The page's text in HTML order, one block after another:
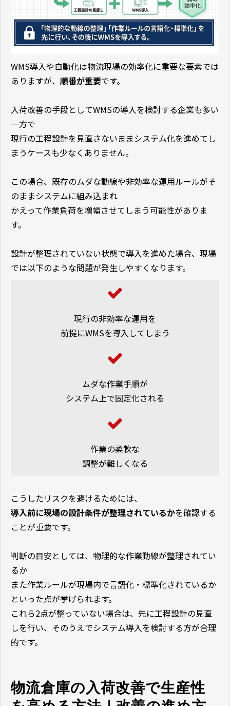
WMS導入や自動化は物流現場の効率化に重要な要素では
ありますが、 順番が重要です。
入荷改善の手段としてWMSの導入を検討する企業も多い
一方で
現行の工程設計を見直さないままシステム化を進めてし
まうケースも少なくありません。
この場合、既存のムダな動線や非効率な運用ルールがそ
のままシステムに組み込まれ
かえって作業負荷を増幅させてしまう可能性がありま
す。
設計が整理されていない状態で導入を進めた場合、現場
では以下のような問題が発生しやすくなります。
現行の非効率な運用を
前提にWMSを導入してしまう
ムダな作業手順が
システム上で固定化される
作業の柔軟な
調整が難しくなる
こうしたリスクを避けるためには、
導入前に現場の設計条件が整理されているかを確認する
ことが重要です。
判断の目安としては、物理的な作業動線が整理されてい
るか
また作業ルールが現場内で言語化・標準化されているか
といった点が挙げられます。
これら2点が整っていない場合は、先に工程設計の見直
しを行い、そのうえでシステム導入を検討する方が合理
的です。
物流倉庫の入荷改善で生産性